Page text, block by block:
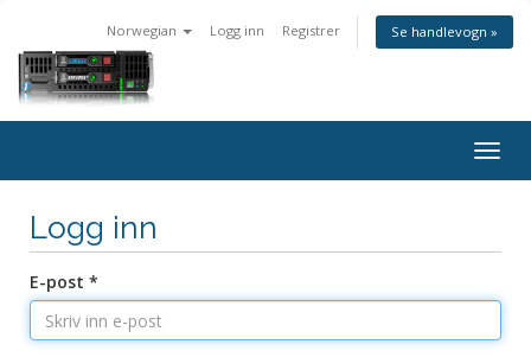
Norwegian Logg inn Registrer Se handlevogn »
Logg inn
E-post *